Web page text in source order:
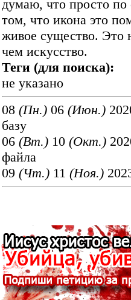
думаю, что просто
том, что икона это
живое существо. Это
чем искусство.
Теги (для поиска):
не указано
08 (Пн.) 06 (Июн.)
базу
06 (Вт.) 10 (Окт.)
файла
09 (Чт.) 11 (Ноя.)